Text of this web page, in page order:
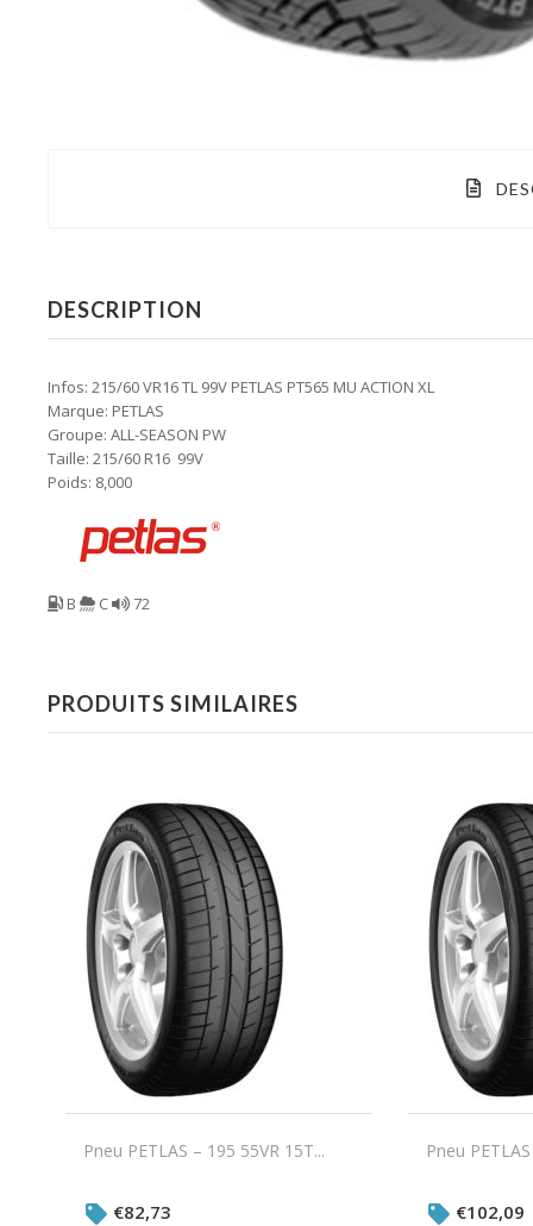
DESCRIPTION
Infos: 215/60 VR16 TL 99V PETLAS PT565 MU ACTION XL
Marque: PETLAS
Groupe: ALL-SEASON PW
Taille: 215/60 R16 99V
Poids: 8,000
B C 72
PRODUITS SIMILAIRES
Pneu PETLAS – 195 55VR 15T...
€82,73
Pneu
€102,09